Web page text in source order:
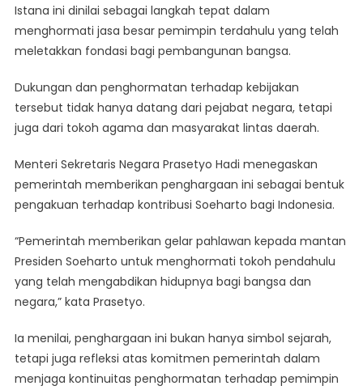
Untuk
Soeharto
Apresiasi
Publik
Istana ini dinilai sebagai langkah tepat dalam
menghormati jasa besar pemimpin terdahulu yang telah
meletakkan fondasi bagi pembangunan bangsa.
Dukungan dan penghormatan terhadap kebijakan
tersebut tidak hanya datang dari pejabat negara, tetapi
juga dari tokoh agama dan masyarakat lintas daerah.
Menteri Sekretaris Negara Prasetyo Hadi menegaskan
pemerintah memberikan penghargaan ini sebagai bentuk
pengakuan terhadap kontribusi Soeharto bagi Indonesia.
“Pemerintah memberikan gelar pahlawan kepada mantan
Presiden Soeharto untuk menghormati tokoh pendahulu
yang telah mengabdikan hidupnya bagi bangsa dan
negara,” kata Prasetyo.
Ia menilai, penghargaan ini bukan hanya simbol sejarah,
tetapi juga refleksi atas komitmen pemerintah dalam
menjaga kontinuitas penghormatan terhadap pemimpin